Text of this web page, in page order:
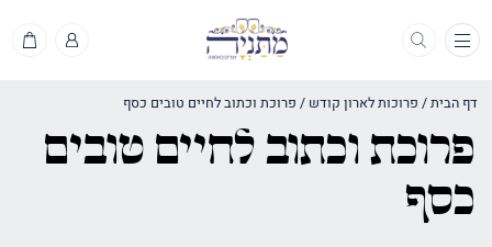
תפריט
דף הבית/ פרוכות לארון קודש / פרוכת וכתוב לחיים טובים כסף
פרוכת וכתוב לחיים טובים
כסף